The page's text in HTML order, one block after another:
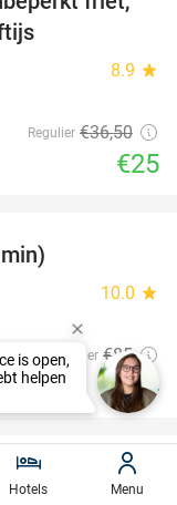
32%
8.9 star
Regulier €36,50
€25
10.0 star
Regulier €85
€24
25%
favorite_border
of lekkernij
Hotels Menu